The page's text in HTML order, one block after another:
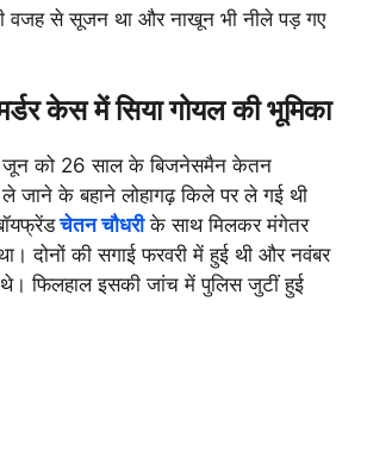
वजह से सूजन था और नाखून भी नीले पड़ गए
केस में सिया गोयल की भूमिका
जून को 26 साल के बिजनेसमैन केतन
जाने के बहाने लोहागढ़ किले पर ले गई थी
चेतन चौधरीके साथ मिलकर मंगेतर
दोनों की सगाई फरवरी में हुई थी और नवंबर
फिलहाल इसकी जांच में पुलिस जुटीं हुई